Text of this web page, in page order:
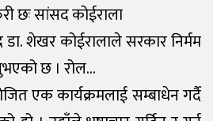
छः सांसद कोईराला
शेखर कोईरालाले सरकार निर्मम
छ । रोल…
एक कार्यक्रमलाई सम्बाधेन गर्दै